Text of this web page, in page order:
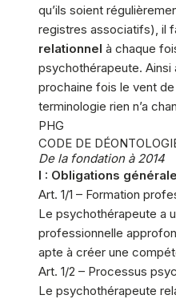
qu’ils soient
registres associatifs), il
relationnel à chaque
psychothérapeute. Ainsi
prochaine fois le vent de
terminologie rien n’a
PHG
CODE DE
De la fondation à 2014
I : Obligations
Art. 1/1 – Formation
Le psychothérapeute a
professionnelle
apte à créer une
Art. 1/2 – Processus
Le psychothérapeute